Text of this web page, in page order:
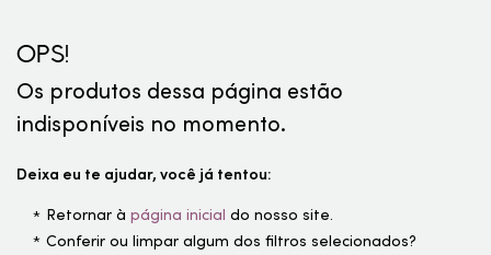
OPS!
Os produtos dessa página estão
indisponíveis no momento.
Deixa eu te ajudar, você já tentou:
Retornar àpágina inicial do nosso site.
Conferir ou limpar algum dos filtros selecionados?